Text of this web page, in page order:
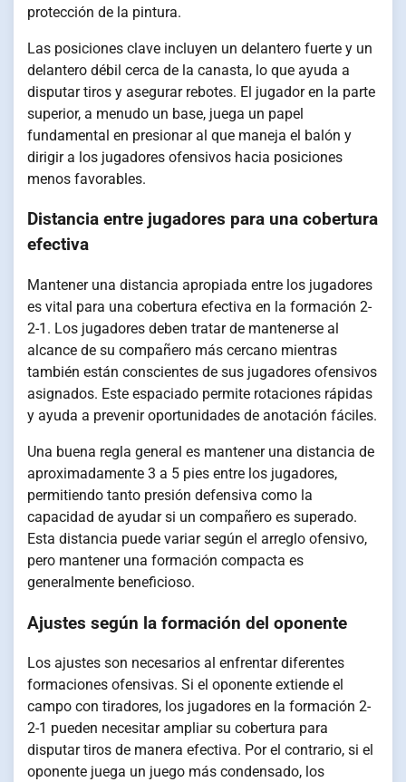
protección de la pintura.
Las posiciones clave incluyen un delantero fuerte y un
delantero débil cerca de la canasta, lo que ayuda a
disputar tiros y asegurar rebotes. El jugador en la parte
superior, a menudo un base, juega un papel
fundamental en presionar al que maneja el balón y
dirigir a los jugadores ofensivos hacia posiciones
menos favorables.
Distancia entre jugadores para una cobertura
efectiva
Mantener una distancia apropiada entre los jugadores
es vital para una cobertura efectiva en la formación 2-
2-1. Los jugadores deben tratar de mantenerse al
alcance de su compañero más cercano mientras
también están conscientes de sus jugadores ofensivos
asignados. Este espaciado permite rotaciones rápidas
y ayuda a prevenir oportunidades de anotación fáciles.
Una buena regla general es mantener una distancia de
aproximadamente 3 a 5 pies entre los jugadores,
permitiendo tanto presión defensiva como la
capacidad de ayudar si un compañero es superado.
Esta distancia puede variar según el arreglo ofensivo,
pero mantener una formación compacta es
generalmente beneficioso.
Ajustes según la formación del oponente
Los ajustes son necesarios al enfrentar diferentes
formaciones ofensivas. Si el oponente extiende el
campo con tiradores, los jugadores en la formación 2-
2-1 pueden necesitar ampliar su cobertura para
disputar tiros de manera efectiva. Por el contrario, si el
oponente juega un juego más condensado, los